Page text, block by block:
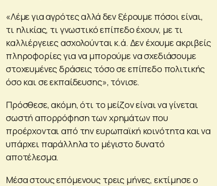
«Λέμε για αγρότες αλλά δεν ξέρουμε πόσοι είναι,
τι ηλικίας, τι γνωστικό επίπεδο έχουν, με τι
καλλιέργειες ασχολούνται κ.ά. Δεν έχουμε ακριβείς
πληροφορίες για να μπορούμε να σχεδιάσουμε
στοχευμένες δράσεις τόσο σε επίπεδο πολιτικής
όσο και σε εκπαίδευσης», τόνισε.
Πρόσθεσε, ακόμη, ότι το μείζον είναι να γίνεται
σωστή απορρόφηση των χρημάτων που
προέρχονται από την ευρωπαϊκή κοινότητα και να
υπάρχει παράλληλα το μέγιστο δυνατό
αποτέλεσμα.
Μέσα στους επόμενους τρεις μήνες, εκτίμησε ο